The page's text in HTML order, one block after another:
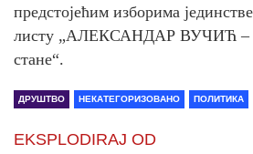
предстојећим изборима
листу „АЛЕКСАНДАР ВУЧИЋ –
стане“.
ДРУШТВО НЕКАТЕГОРИЗОВАНО ПОЛИТИКА
EKSPLODIRAJ OD